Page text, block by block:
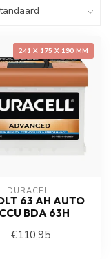
241 X 175 X 190 MM
DURACELL
63 AH AUTO
BDA 63H
€110,95